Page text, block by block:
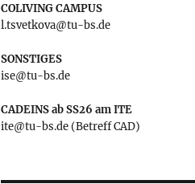
COLIVING CAMPUS
l.tsvetkova@tu-bs.de
SONSTIGES
ise@tu-bs.de
CADEINS ab SS26 am ITE
ite@tu-bs.de (Betreff CAD)